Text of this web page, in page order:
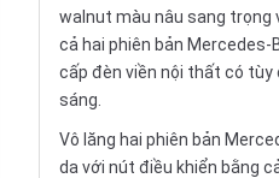
walnut màu nâu sang trọng
cả hai phiên bản
cấp đèn viền nội thất có tùy
sáng.
Vô lăng hai phiên bản
da với nút điều khiển bằng